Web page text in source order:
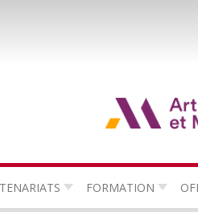
FORMATION